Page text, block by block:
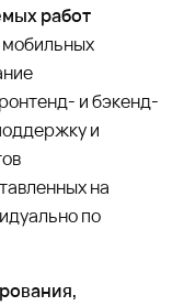
работ
мобильных
и бэкенд-
и
на
по